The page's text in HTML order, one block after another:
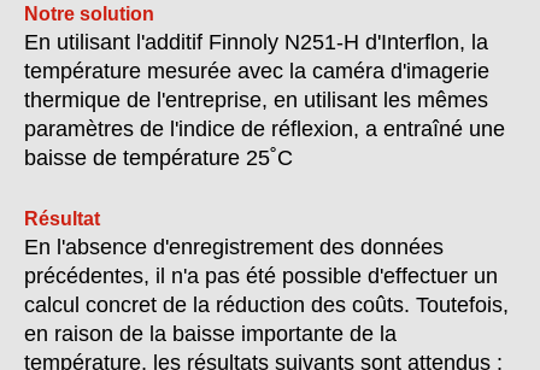
Notre solution
En utilisant l'additif Finnoly N251-H d'Interflon, la
température mesurée avec la caméra d'imagerie
thermique de l'entreprise, en utilisant les mêmes
paramètres de l'indice de réflexion, a entraîné une
baisse de température 25˚C
Résultat
En l'absence d'enregistrement des données
précédentes, il n'a pas été possible d'effectuer un
calcul concret de la réduction des coûts. Toutefois,
en raison de la baisse importante de la
température, les résultats suivants sont attendus :